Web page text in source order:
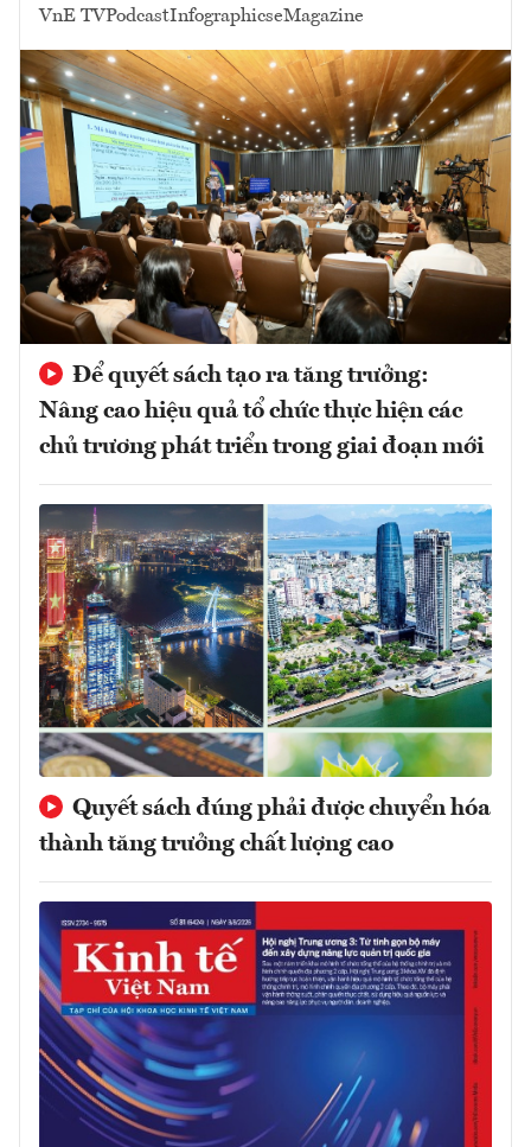
VnE TVPodcastInfographicseMagazine
Để quyết sách tạo ra tăng trưởng:
Nâng cao hiệu quả tổ chức thực hiện các
chủ trương phát triển trong giai đoạn mới
Quyết sách đúng phải được chuyển hóa
thành tăng trưởng chất lượng cao